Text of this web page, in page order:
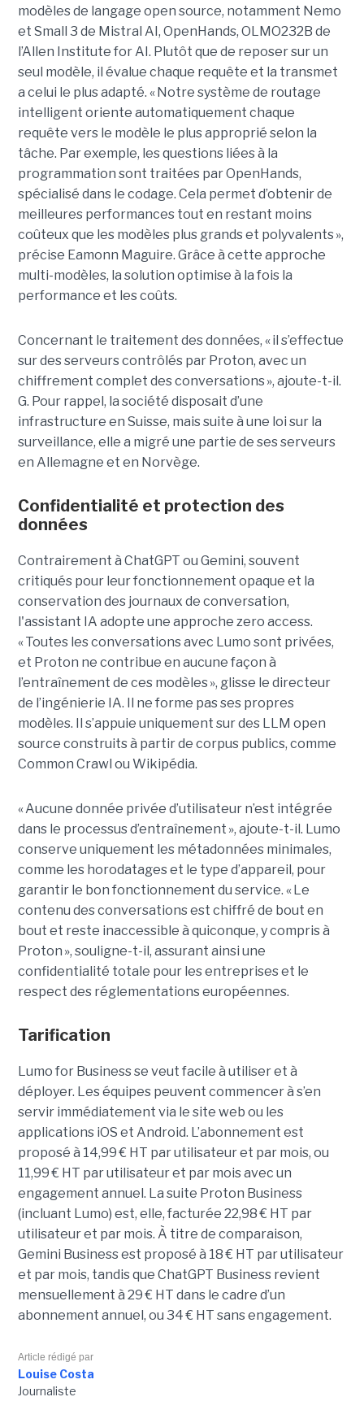
modèles de langage open source, notamment Nemo
et Small 3 de Mistral AI, OpenHands, OLMO232B de
l’Allen Institute for AI. Plutôt que de reposer sur un
seul modèle, il évalue chaque requête et la transmet
a celui le plus adapté. « Notre système de routage
intelligent oriente automatiquement chaque
requête vers le modèle le plus approprié selon la
tâche. Par exemple, les questions liées à la
programmation sont traitées par OpenHands,
spécialisé dans le codage. Cela permet d’obtenir de
meilleures performances tout en restant moins
coûteux que les modèles plus grands et polyvalents »,
précise Eamonn Maguire. Grâce à cette approche
multi-modèles, la solution optimise à la fois la
performance et les coûts.
Concernant le traitement des données, « il s’effectue
sur des serveurs contrôlés par Proton, avec un
chiffrement complet des conversations », ajoute-t-il.
G. Pour rappel, la société disposait d’une
infrastructure en Suisse, mais suite à une loi sur la
surveillance, elle a migré une partie de ses serveurs
en Allemagne et en Norvège.
Confidentialité et protection des
données
Contrairement à ChatGPT ou Gemini, souvent
critiqués pour leur fonctionnement opaque et la
conservation des journaux de conversation,
l'assistant IA adopte une approche zero access.
« Toutes les conversations avec Lumo sont privées,
et Proton ne contribue en aucune façon à
l’entraînement de ces modèles », glisse le directeur
de l’ingénierie IA. Il ne forme pas ses propres
modèles. Il s’appuie uniquement sur des LLM open
source construits à partir de corpus publics, comme
Common Crawl ou Wikipédia.
« Aucune donnée privée d’utilisateur n’est intégrée
dans le processus d’entraînement », ajoute-t-il. Lumo
conserve uniquement les métadonnées minimales,
comme les horodatages et le type d’appareil, pour
garantir le bon fonctionnement du service. « Le
contenu des conversations est chiffré de bout en
bout et reste inaccessible à quiconque, y compris à
Proton », souligne-t-il, assurant ainsi une
confidentialité totale pour les entreprises et le
respect des réglementations européennes.
Tarification
Lumo for Business se veut facile à utiliser et à
déployer. Les équipes peuvent commencer à s’en
servir immédiatement via le site web ou les
applications iOS et Android. L’abonnement est
proposé à 14,99 € HT par utilisateur et par mois, ou
11,99 € HT par utilisateur et par mois avec un
engagement annuel. La suite Proton Business
(incluant Lumo) est, elle, facturée 22,98 € HT par
utilisateur et par mois. À titre de comparaison,
Gemini Business est proposé à 18 € HT par utilisateur
et par mois, tandis que ChatGPT Business revient
mensuellement à 29 € HT dans le cadre d’un
abonnement annuel, ou 34 € HT sans engagement.
Article rédigé par
Louise Costa
Journaliste